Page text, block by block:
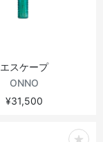
エスケープ
ONNO
¥31,500